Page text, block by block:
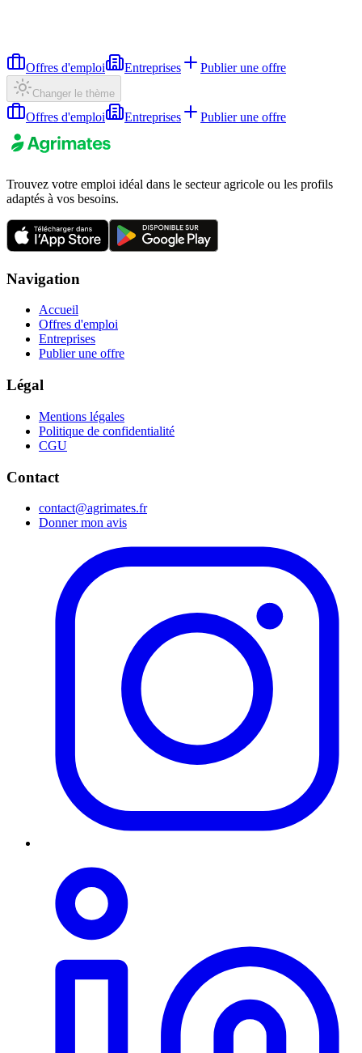
Offres d'emploi Entreprises Publier une offre
Changer le thème
Offres d'emploi Entreprises Publier une offre
Trouvez votre emploi idéal dans le secteur agricole ou les profils
adaptés à vos besoins.
Navigation
Accueil
Offres d'emploi
Entreprises
Publier une offre
Légal
Mentions légales
Politique de confidentialité
CGU
Contact
contact@agrimates.fr
Donner mon avis